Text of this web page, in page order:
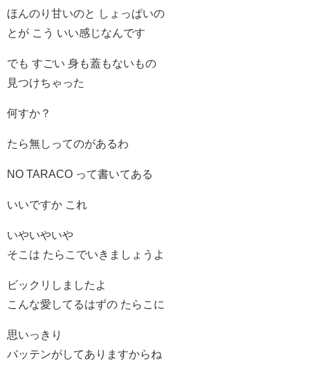
ほんのり甘いのと しょっぱいの
とが こう いい感じなんです
でも すごい 身も蓋もないもの
見つけちゃった
何すか？
たら無しってのがあるわ
NO TARACO って書いてある
いいですか これ
いやいやいや
そこは たらこでいきましょうよ
ビックリしましたよ
こんな愛してるはずの たらこに
思いっきり
バッテンがしてありますからね